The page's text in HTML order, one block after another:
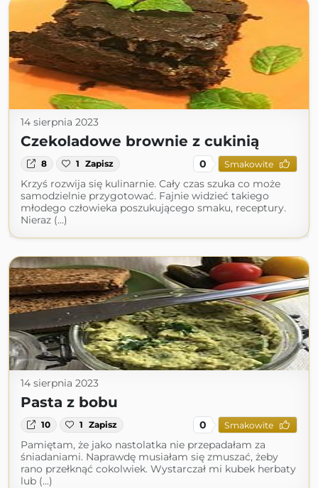
14 sierpnia 2023
Czekoladowe brownie z cukinią
8 1 Zapisz 0 Smakowite
Krzyś rozwija się kulinarnie. Cały czas szuka co może
samodzielnie przygotować. Fajnie widzieć takiego
młodego człowieka poszukującego smaku, receptury.
Nieraz (...)
14 sierpnia 2023
Pasta z bobu
10 1 Zapisz 0 Smakowite
Pamiętam, że jako nastolatka nie przepadałam za
śniadaniami. Naprawdę musiałam się zmuszać, żeby
rano przełknąć cokolwiek. Wystarczał mi kubek herbaty
lub (...)